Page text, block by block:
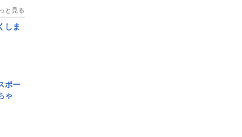
と見る
しま
ポー
ゃ